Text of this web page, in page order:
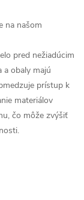
na našom
pred nežiadúcim
a obaly majú
prístup k
materiálov
čo môže zvýšiť